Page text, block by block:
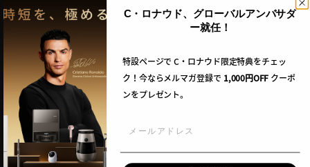
C・ロナウド、グローバルアンバサダ
ー就任！
特設ページで C・ロナウド限定特典をチェッ
ク！今ならメルマガ登録で 1,000円OFF クーポ
ンをプレゼント。